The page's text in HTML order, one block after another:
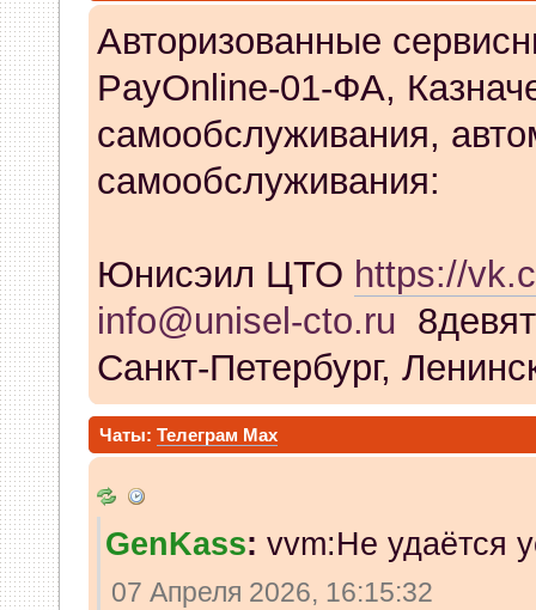
Авторизованные
PayOnline-01-ФА,
самообслуживания,
самообслуживания:
Юнисэил ЦТО https://
info@unisel-cto.ru
Санкт-Петербург,
Чаты:Телеграм Max
GenKass: vvm:Не удаётся
07 Апреля 2026, 16:15:32